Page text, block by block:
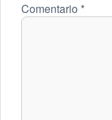
Comentario *